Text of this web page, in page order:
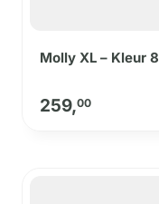
Molly XL – Kleur 8
259,00